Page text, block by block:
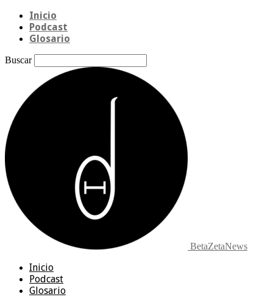
Inicio
Podcast
Glosario
Buscar
BetaZetaNews
Inicio
Podcast
Glosario